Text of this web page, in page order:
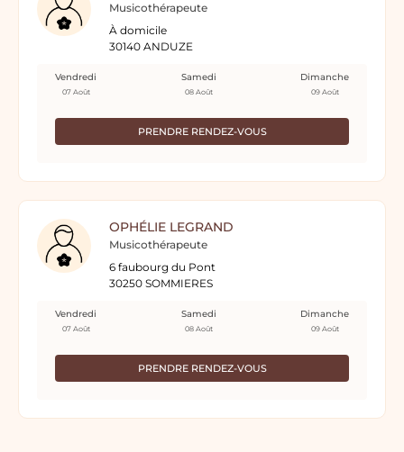
Musicothérapeute
À domicile
30140 ANDUZE
PRENDRE RENDEZ-VOUS
Vendredi
07 Août
Samedi
08 Août
Dimanche
09 Août
OPHÉLIE LEGRAND
Musicothérapeute
6 faubourg du Pont
30250 SOMMIERES
PRENDRE RENDEZ-VOUS
Vendredi
07 Août
Samedi
08 Août
Dimanche
09 Août